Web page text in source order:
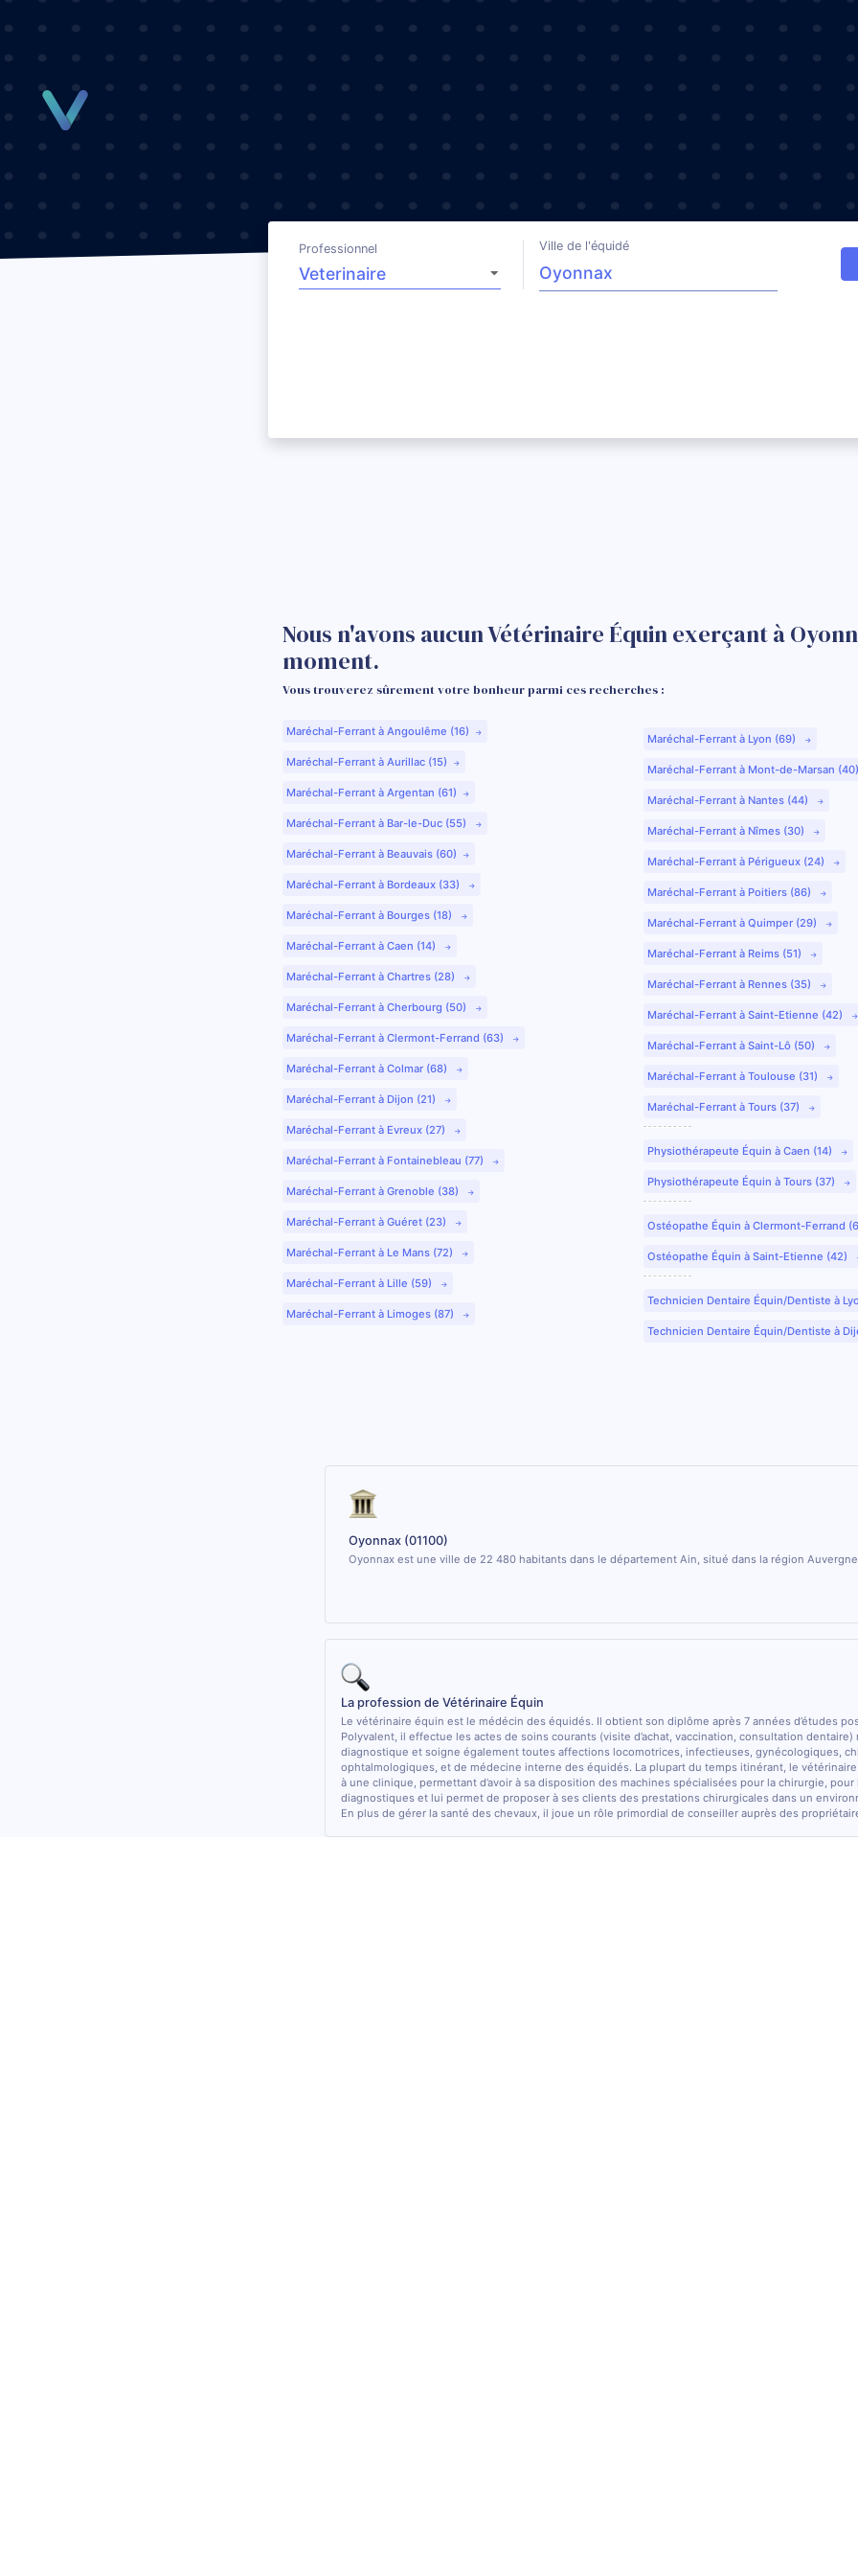
Professionnel Ville de l'équidé
Nous n'avons aucun Vétérinaire Équin exerçant à
moment.
Vous trouverez sûrement votre bonheur parmi ces recherches :
Maréchal-Ferrant à Angoulême (16)
Maréchal-Ferrant à Aurillac (15)
Maréchal-Ferrant à Argentan (61)
Maréchal-Ferrant à Bar-le-Duc (55)
Maréchal-Ferrant à Beauvais (60)
Maréchal-Ferrant à Bordeaux (33)
Maréchal-Ferrant à Bourges (18)
Maréchal-Ferrant à Caen (14)
Maréchal-Ferrant à Chartres (28)
Maréchal-Ferrant à Cherbourg (50)
Maréchal-Ferrant à Clermont-Ferrand (63)
Maréchal-Ferrant à Colmar (68)
Maréchal-Ferrant à Dijon (21)
Maréchal-Ferrant à Evreux (27)
Maréchal-Ferrant à Fontainebleau (77)
Maréchal-Ferrant à Grenoble (38)
Maréchal-Ferrant à Guéret (23)
Maréchal-Ferrant à Le Mans (72)
Maréchal-Ferrant à Lille (59)
Maréchal-Ferrant à Limoges (87)
Maréchal-Ferrant à Lyon (69)
Maréchal-Ferrant à Mont-de-Marsan
Maréchal-Ferrant à Nantes (44)
Maréchal-Ferrant à Nîmes (30)
Maréchal-Ferrant à Périgueux (24)
Maréchal-Ferrant à Poitiers (86)
Maréchal-Ferrant à Quimper (29)
Maréchal-Ferrant à Reims (51)
Maréchal-Ferrant à Rennes (35)
Maréchal-Ferrant à Saint-Etienne (42)
Maréchal-Ferrant à Saint-Lô (50)
Maréchal-Ferrant à Toulouse (31)
Maréchal-Ferrant à Tours (37)
Physiothérapeute Équin à Caen (14)
Physiothérapeute Équin à Tours (37)
Ostéopathe Équin à Clermont-Ferrand
Ostéopathe Équin à Saint-Etienne (42)
Technicien Dentaire Équin/Dentiste à
Technicien Dentaire Équin/Dentiste à
Oyonnax (01100)
Oyonnax est une ville de 22 480 habitants dans le département Ain, situé dans la région
La profession de Vétérinaire Équin
Le vétérinaire équin est le médécin des équidés. Il obtient son diplôme après 7 années d’études
Polyvalent, il effectue les actes de soins courants (visite d’achat, vaccination, consultation dentaire)
diagnostique et soigne également toutes affections locomotrices, infectieuses, gynécologiques,
ophtalmologiques, et de médecine interne des équidés. La plupart du temps itinérant, le
à une clinique, permettant d’avoir à sa disposition des machines spécialisées pour la chirurgie,
diagnostiques et lui permet de proposer à ses clients des prestations chirurgicales dans un
En plus de gérer la santé des chevaux, il joue un rôle primordial de conseiller auprès des